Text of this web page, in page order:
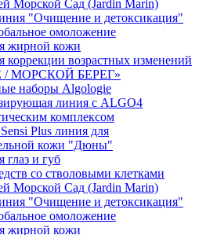
Морской Сад (Jardin Marin)
"Очищение и детоксикация"
омоложение
жирной кожи
коррекции возрастных изменений
/ МОРСКОЙ БЕРЕГ»
наборы Algologie
линия с ALGO4
комплексом
Plus линия для
кожи "Дюны"
глаз и губ
со стволовыми клетками
Морской Сад (Jardin Marin)
"Очищение и детоксикация"
омоложение
жирной кожи